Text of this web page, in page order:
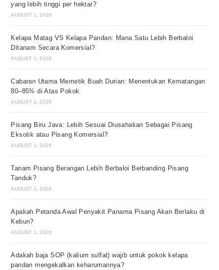
yang lebih tinggi per hektar?
AUGUST 1, 2026
Kelapa Matag VS Kelapa Pandan: Mana Satu Lebih Berbaloi
Ditanam Secara Komersial?
AUGUST 1, 2026
Cabaran Utama Memetik Buah Durian: Menentukan Kematangan
80–85% di Atas Pokok
AUGUST 1, 2026
Pisang Biru Java: Lebih Sesuai Diusahakan Sebagai Pisang
Eksotik atau Pisang Komersial?
AUGUST 1, 2026
Tanam Pisang Berangan Lebih Berbaloi Berbanding Pisang
Tanduk?
AUGUST 1, 2026
Apakah Petanda Awal Penyakit Panama Pisang Akan Berlaku di
Kebun?
AUGUST 1, 2026
Adakah baja SOP (kalium sulfat) wajib untuk pokok kelapa
pandan mengekalkan keharumannya?